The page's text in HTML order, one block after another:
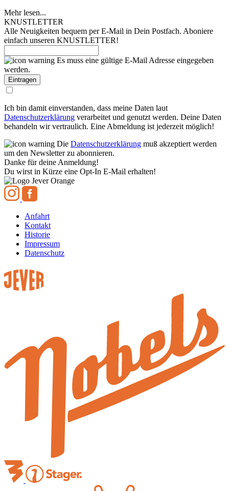
Mehr lesen...
KNUSTLETTER
Alle Neuigkeiten bequem per E-Mail in Dein Postfach. Aboniere
einfach unseren KNUSTLETTER!
Es muss eine gültige E-Mail Adresse eingegeben
werden.
Ich bin damit einverstanden, dass meine Daten laut
Datenschutzerklärung verarbeitet und genutzt werden. Deine Daten
behandeln wir vertraulich. Eine Abmeldung ist jederzeit möglich!
Die Datenschutzerklärung muß akzeptiert werden
um den Newsletter zu abonnieren.
Danke für deine Anmeldung!
Du wirst in Kürze eine Opt-In E-Mail erhalten!
Anfahrt
Kontakt
Historie
Impressum
Datenschutz